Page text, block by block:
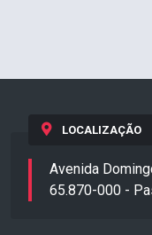
LOCALIZAÇÃO
Avenida
65.870-000 -